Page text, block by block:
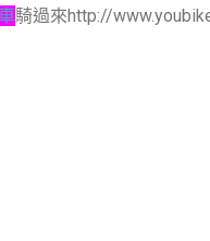
騎過來http://